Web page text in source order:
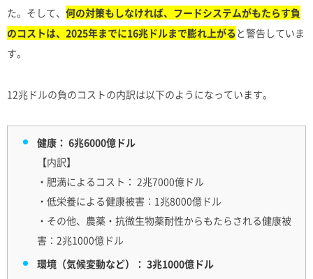
た。そして、 何の対策もしなければ、フードシステムがもたらす負
のコストは、2025年までに16兆ドルまで膨れ上がると警告していま
す。
12兆ドルの負のコストの内訳は以下のようになっています。
健康： 6兆6000億ドル
【内訳】
・肥満によるコスト： 2兆7000億ドル
・低栄養による健康被害：1兆8000億ドル
・その他、農薬・抗微生物薬耐性からもたらされる健康被
害：2兆1000億ドル
環境（気候変動など）： 3兆1000億ドル